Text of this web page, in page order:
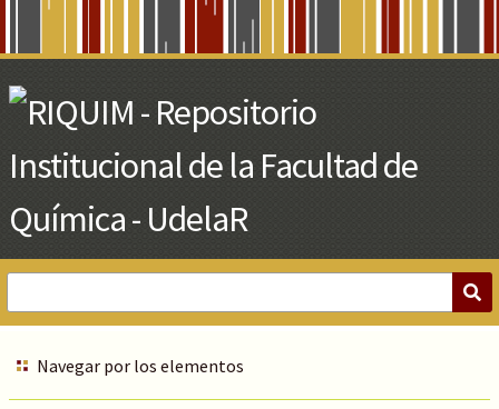
Main
Content
Navegar por los elementos